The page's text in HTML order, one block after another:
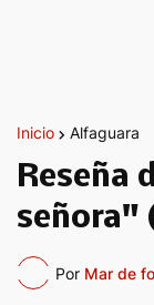
Inicio Alfaguara
Reseña
señora"
Por Mar de